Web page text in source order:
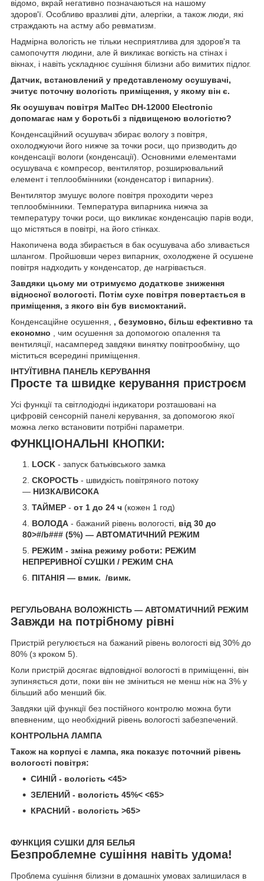
відомо, вкрай негативно позначаються на нашому
здоров'ї. Особливо вразливі діти, алергіки, а також люди, які
страждають на астму або ревматизм.
Надмірна вологість не тільки несприятлива для здоров'я та
самопочуття людини, але й викликає вогкість на стінах і
вікнах, і навіть ускладнює сушіння білизни або вимитих підлог.
Датчик, встановлений у представленому осушувачі,
зчитує поточну вологість приміщення, у якому він є.
Як осушувач повітря MalTec DH-12000 Electronic
допомагає нам у боротьбі з підвищеною вологістю?
Конденсаційний осушувач збирає вологу з повітря,
охолоджуючи його нижче за точки роси, що призводить до
конденсації вологи (конденсації). Основними елементами
осушувача є компресор, вентилятор, розширювальний
елемент і теплообмінники (конденсатор і випарник).
Вентилятор змушує вологе повітря проходити через
теплообмінники. Температура випарника нижча за
температуру точки роси, що викликає конденсацію парів води,
що містяться в повітрі, на його стінках.
Накопичена вода збирається в бак осушувача або зливається
шлангом. Пройшовши через випарник, охолоджене й осушене
повітря надходить у конденсатор, де нагрівається.
Завдяки цьому ми отримуємо додаткове зниження
відносної вологості. Потім сухе повітря повертається в
приміщення, з якого він був висмоктаний.
Конденсаційне осушення, , безумовно, більш ефективно та
економно , чим осушення за допомогою опалення та
вентиляції, насамперед завдяки винятку повітрообміну, що
міститься всередині приміщення.
ІНТУЇТИВНА ПАНЕЛЬ КЕРУВАННЯ
Просте та швидке керування пристроєм
Усі функції та світлодіодні індикатори розташовані на
цифровій сенсорній панелі керування, за допомогою якої
можна легко встановити потрібні параметри.
ФУНКЦІОНАЛЬНІ КНОПКИ:
LOCK - запуск батьківського замка
СКОРОСТЬ - швидкість повітряного потоку
— НИЗКА/ВИСОКА
ТАЙМЕР - от 1 до 24 ч (кожен 1 год)
ВОЛОДА - бажаний рівень вологості, від 30 до
80>#/b### (5%) — АВТОМАТИЧНИЙ РЕЖИМ
РЕЖИМ - зміна режиму роботи: РЕЖИМ
НЕПРЕРИВНОЇ СУШКИ / РЕЖИМ СНА
ПІТАНІЯ — вмик. /вимк.
РЕГУЛЬОВАНА ВОЛОЖНІСТЬ — АВТОМАТИЧНИЙ РЕЖИМ
Завжди на потрібному рівні
Пристрій регулюється на бажаний рівень вологості від 30% до
80% (з кроком 5).
Коли пристрій досягає відповідної вологості в приміщенні, він
зупиняється доти, поки він не зміниться не менш ніж на 3% у
більший або менший бік.
Завдяки цій функції без постійного контролю можна бути
впевненим, що необхідний рівень вологості забезпечений.
КОНТРОЛЬНА ЛАМПА
Також на корпусі є лампа, яка показує поточний рівень
вологості повітря:
СИНІЙ - вологість <45>
ЗЕЛЕНИЙ - вологість 45%< <65>
КРАСНИЙ - вологість >65>
ФУНКЦИЯ СУШКИ ДЛЯ БЕЛЬЯ
Безпроблемне сушіння навіть удома!
Проблема сушіння білизни в домашніх умовах залишилася в